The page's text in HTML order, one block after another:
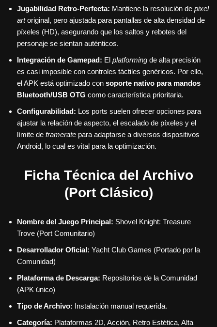
Jugabilidad Retro-Perfecta: Mantiene la resolución de pixel
artoriginal, pero ajustada para pantallas de alta densidad de
píxeles (HD), asegurando que los saltos y rebotes del
personaje se sientan auténticos.
Integración de Gamepad: El platforming de alta precisión
es casi imposible con controles táctiles genéricos. Por ello,
el APK está optimizado con soporte nativo para mandos
Bluetooth/USB OTG como característica prioritaria.
Configurabilidad: Los ports suelen ofrecer opciones para
ajustar la relación de aspecto, el escalado de píxeles y el
límite de framerate para adaptarse a diversos dispositivos
Android, lo cual es vital para la optimización.
Ficha Técnica del Archivo
(Port Clásico)
Nombre del Juego Principal: Shovel Knight: Treasure
Trove (Port Comunitario)
Desarrollador Oficial: Yacht Club Games (Portado por la
Comunidad)
Plataforma de Descarga: Repositorios de la Comunidad
(APK único)
Tipo de Archivo: Instalación manual requerida.
Categoría: Plataformas 2D, Acción, Retro Estética, Alta